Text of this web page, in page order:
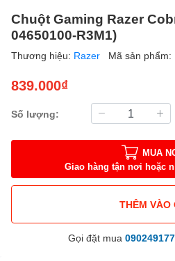
Chuột Gaming Razer
04650100-R3M1)
Thương hiệu: Razer Mã sản phẩm:
839.000₫
Số lượng:
MUA
Giao hàng tận nơi hoặc
THÊM VÀO
Gọi đặt mua